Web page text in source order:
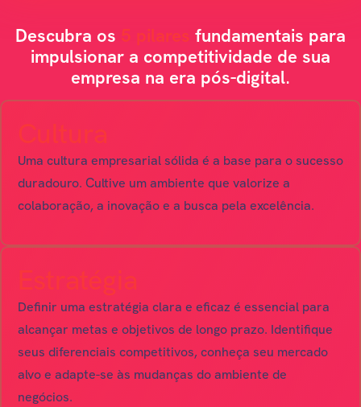
Descubra os 5 pilares fundamentais para
impulsionar a competitividade de sua
empresa na era pós-digital.
Cultura
Uma cultura empresarial sólida é a base para o sucesso
duradouro. Cultive um ambiente que valorize a
colaboração, a inovação e a busca pela excelência.
Estratégia
Definir uma estratégia clara e eficaz é essencial para
alcançar metas e objetivos de longo prazo. Identifique
seus diferenciais competitivos, conheça seu mercado
alvo e adapte-se às mudanças do ambiente de
negócios.